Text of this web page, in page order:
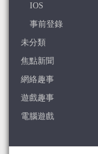
IOS
事前登錄
未分類
焦點新聞
網絡趣事
遊戲趣事
電腦遊戲